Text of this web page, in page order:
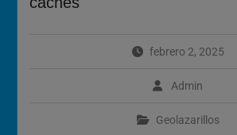
febrero 2, 2025
Admin
Geolazarillos